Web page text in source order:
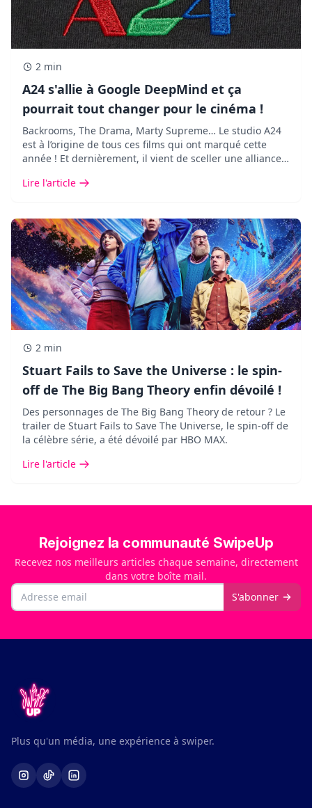
2 min
A24 s'allie à Google DeepMind et ça
pourrait tout changer pour le cinéma !
Backrooms, The Drama, Marty Supreme… Le studio A24
est à l’origine de tous ces films qui ont marqué cette
année ! Et dernièrement, il vient de sceller une alliance
Lire l'article
2 min
Stuart Fails to Save the Universe : le spin-
off de The Big Bang Theory enfin dévoilé !
Des personnages de The Big Bang Theory de retour ? Le
trailer de Stuart Fails to Save The Universe, le spin-off de
la célèbre série, a été dévoilé par HBO MAX.
Lire l'article
Rejoignez la communauté SwipeUp
Recevez nos meilleurs articles chaque semaine, directement
dans votre boîte mail.
Email S'abonner
Plus qu'un média, une expérience à swiper.